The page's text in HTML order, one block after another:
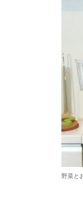
野菜と